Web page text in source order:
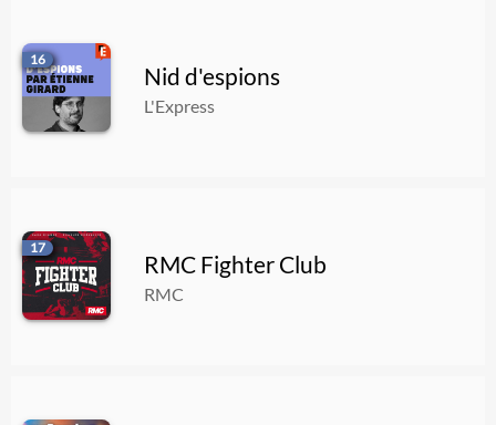
16
Nid d'espions
L'Express
17
RMC Fighter Club
RMC